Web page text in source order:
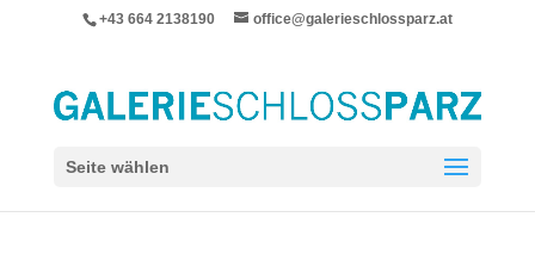
+43 664 2138190 office@galerieschlossparz.at
Seite wählen